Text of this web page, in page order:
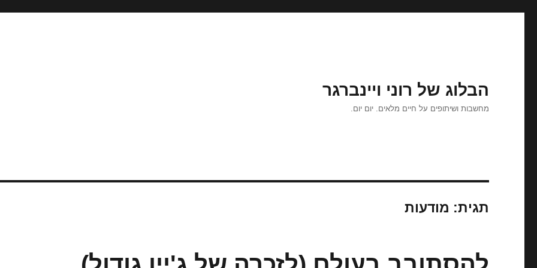
הבלוג של רוני ויינברגר
מחשבות ושיתופים על חיים מלאים. יום יום.
תגית: מודעות